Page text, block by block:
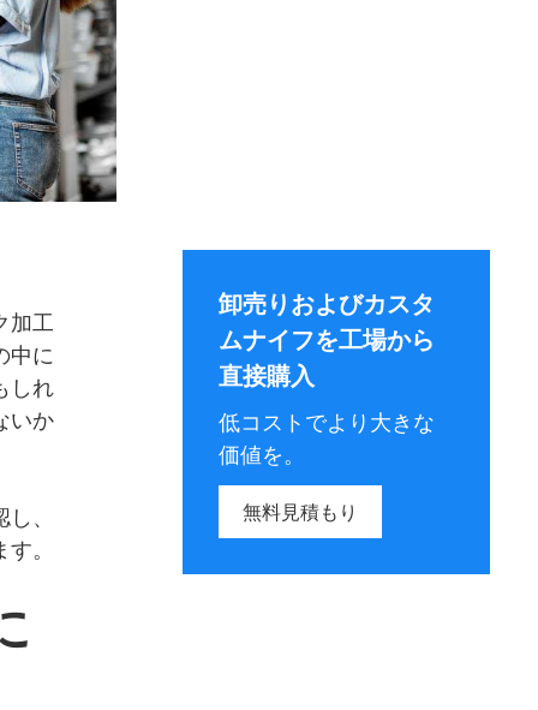
加工
中に
しれ
いか
、
。
卸売りおよびカスタ
ムナイフを工場から
直接購入
低コストでより大きな
価値を。
無料見積もり